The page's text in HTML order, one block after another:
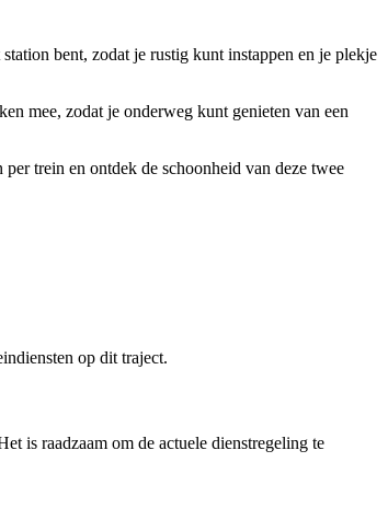
bent, zodat je rustig kunt instappen en je plekje
mee, zodat je onderweg kunt genieten van een
trein en ontdek de schoonheid van deze twee
op dit traject.
is raadzaam om de actuele dienstregeling te